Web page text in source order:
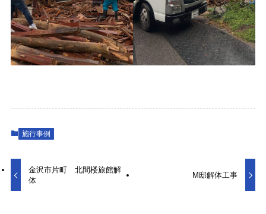
施行事例
金沢市片町 北間楼旅館解
体
M邸解体工事